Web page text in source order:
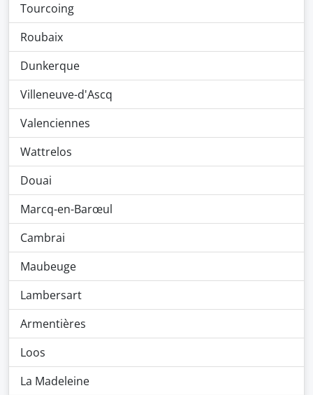
Tourcoing
Roubaix
Dunkerque
Villeneuve-d'Ascq
Valenciennes
Wattrelos
Douai
Marcq-en-Barœul
Cambrai
Maubeuge
Lambersart
Armentières
Loos
La Madeleine